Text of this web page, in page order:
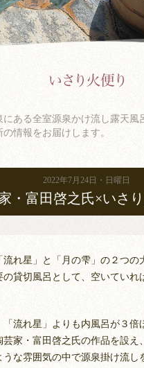
にある全室源泉かけ流し露天風
の情報をお届けします。
2022年7月24日 日曜日
・富田啓之氏×いさ
れ星」と「月の雫」の２つの
の貸切風呂として、空いていれ
流れ星」よりも内風呂が３倍
芸家・富田啓之氏の作品を設え
うな雰囲気の中で源泉掛け流し